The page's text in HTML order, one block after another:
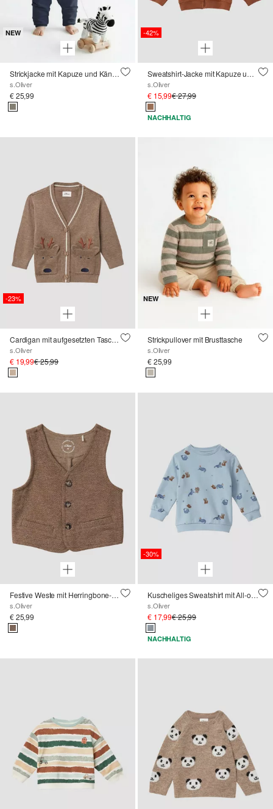
NEW
Strickjacke mit Kapuze und Kängurutasche
s.Oliver
€ 25,99
-42%
Sweatshirt-Jacke mit Kapuze und Ellenbogenpatches
s.Oliver
€ 15,99€ 27,99
NACHHALTIG
-23%
Cardigan mit aufgesetzten Taschen mit Rentier-Motiv
s.Oliver
€ 19,99€ 25,99
NEW
Strickpullover mit Brusttasche
s.Oliver
€ 25,99
Festive Weste mit Herringbone-Muster
s.Oliver
€ 25,99
-30%
Kuscheliges Sweatshirt mit All-over-Print
s.Oliver
€ 17,99€ 25,99
NACHHALTIG